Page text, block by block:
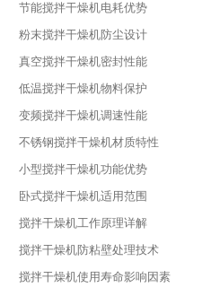
节能搅拌干燥机电耗优势
粉末搅拌干燥机防尘设计
真空搅拌干燥机密封性能
低温搅拌干燥机物料保护
变频搅拌干燥机调速性能
不锈钢搅拌干燥机材质特性
小型搅拌干燥机功能优势
卧式搅拌干燥机适用范围
搅拌干燥机工作原理详解
搅拌干燥机防粘壁处理技术
搅拌干燥机使用寿命影响因素